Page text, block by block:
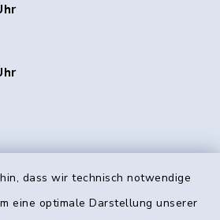
dass wir technisch notwendige
eine optimale Darstellung unserer
Kontakt